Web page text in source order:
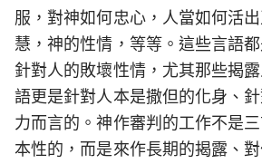
服，對神如何忠心，人當如何活
慧，神的性情，等等。這些言語
針對人的敗壞性情，尤其那些揭
語更是針對人本是撒但的化身、
力而言的。神作審判的工作不是
本性的，而是來作長期的揭露、